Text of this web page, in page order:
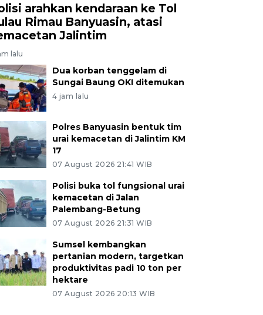
arahkan kendaraan ke Tol
Rimau Banyuasin, atasi
Jalintim
lalu
Dua korban tenggelam di
Sungai Baung OKI ditemukan
4 jam lalu
Polres Banyuasin bentuk tim
urai kemacetan di Jalintim KM
17
07 August 2026 21:41 WIB
Polisi buka tol fungsional urai
kemacetan di Jalan
Palembang-Betung
07 August 2026 21:31 WIB
Sumsel kembangkan
pertanian modern, targetkan
produktivitas padi 10 ton per
hektare
07 August 2026 20:13 WIB